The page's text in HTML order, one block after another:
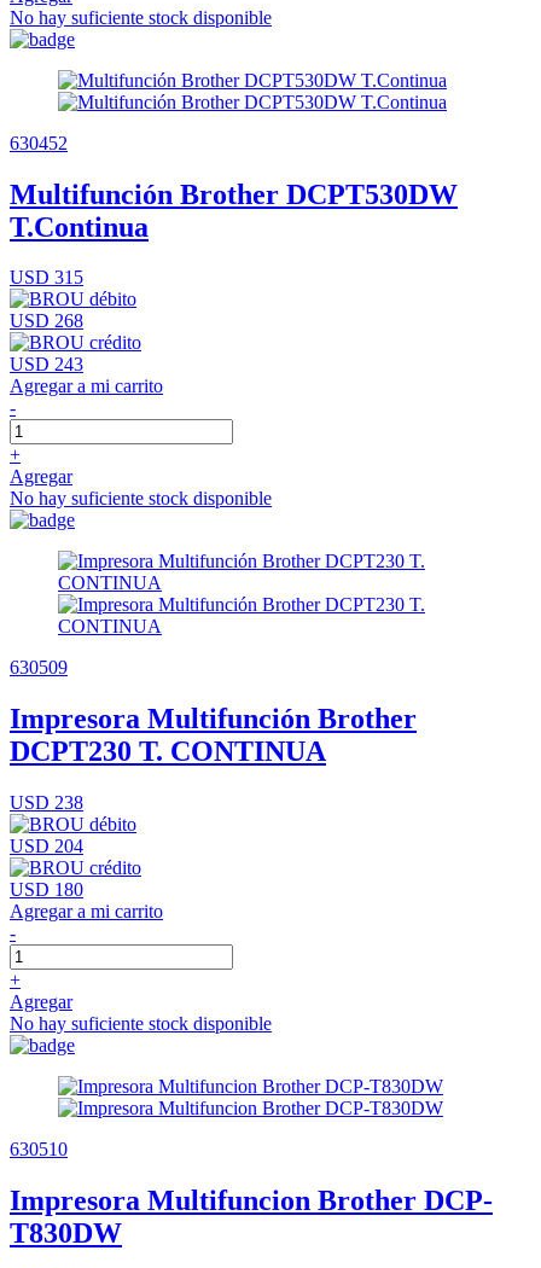
No hay suficiente stock disponible
630452
Multifunción Brother DCPT530DW
T.Continua
USD 315
USD 268
USD 243
Agregar a mi carrito
-
+
Agregar
No hay suficiente stock disponible
630509
Impresora Multifunción Brother
DCPT230 T. CONTINUA
USD 238
USD 204
USD 180
Agregar a mi carrito
-
+
Agregar
No hay suficiente stock disponible
630510
Impresora Multifuncion Brother DCP-
T830DW